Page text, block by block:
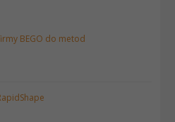
BEGO do metod